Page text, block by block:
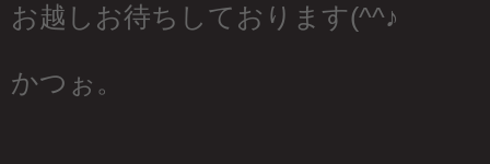
お越しお待ちしております(^^♪
かつぉ。